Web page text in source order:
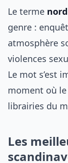
Le terme
genre :
atmosphère
violences
Le mot s’est
moment où
librairies du
Les